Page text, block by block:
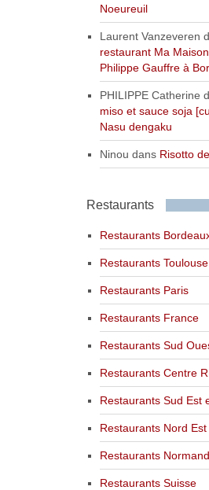
Noeureuil
Laurent Vanzeveren
restaurant Ma
Philippe Gauffre à
PHILIPPE Catherine
miso et sauce soja
Nasu dengaku
Ninou dans Risotto
Restaurants
Restaurants
Restaurants Toulouse
Restaurants Paris
Restaurants France
Restaurants Sud
Restaurants Centre
Restaurants Sud Est
Restaurants Nord Est
Restaurants
Restaurants Suisse